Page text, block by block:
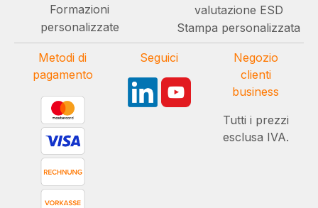
Formazioni
personalizzate
valutazione ESD
Stampa personalizzata
Metodi di
pagamento
Seguici
Negozio
clienti
business
Tutti i prezzi
esclusa IVA.